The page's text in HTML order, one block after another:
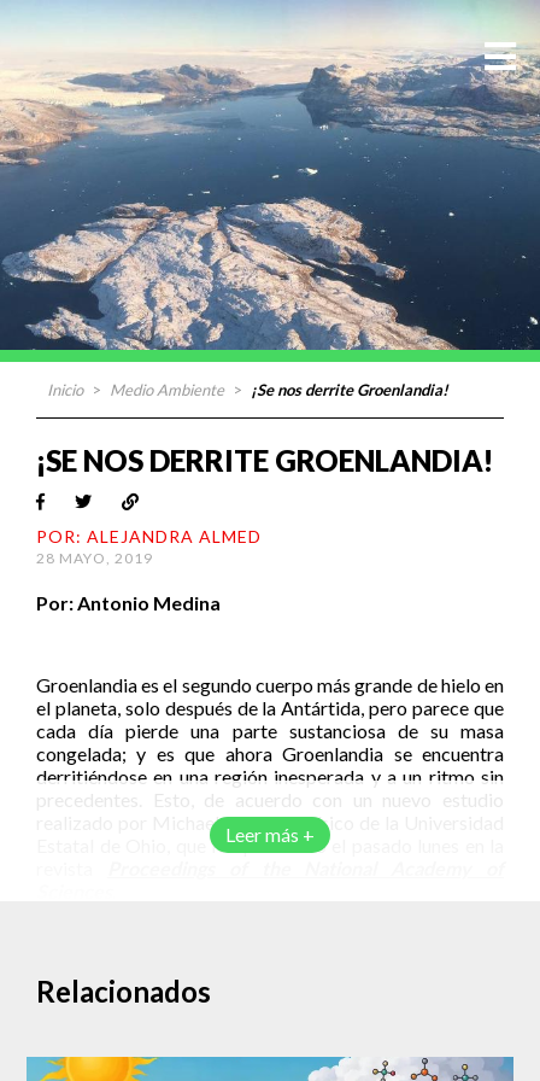
Inicio > Medio Ambiente > ¡Se nos derrite Groenlandia!
Leer más +
¡SE NOS DERRITE GROENLANDIA!
POR: ALEJANDRA ALMED
28 MAYO, 2019
Por: Antonio Medina
Groenlandia es el segundo cuerpo más grande de hielo en
el planeta, solo después de la Antártida, pero parece que
cada día pierde una parte sustanciosa de su masa
congelada; y es que ahora Groenlandia se encuentra
derritiéndose en una región inesperada y a un ritmo sin
precedentes. Esto, de acuerdo con un nuevo estudio
realizado por Michael Bevis, geofísico de la Universidad
Estatal de Ohio, que fue publicado el pasado lunes en la
cuatro veces más rápido que en el año 2003, lo que
podría ocasionar que los niveles marinos suban a un
Relacionados